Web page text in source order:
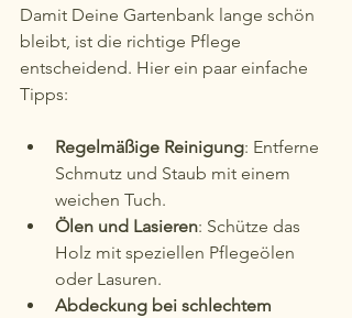
Damit Deine Gartenbank lange schön
bleibt, ist die richtige Pflege
entscheidend. Hier ein paar einfache
Tipps:
Regelmäßige Reinigung: Entferne
Schmutz und Staub mit einem
weichen Tuch.
Ölen und Lasieren: Schütze das
Holz mit speziellen Pflegeölen
oder Lasuren.
Abdeckung bei schlechtem